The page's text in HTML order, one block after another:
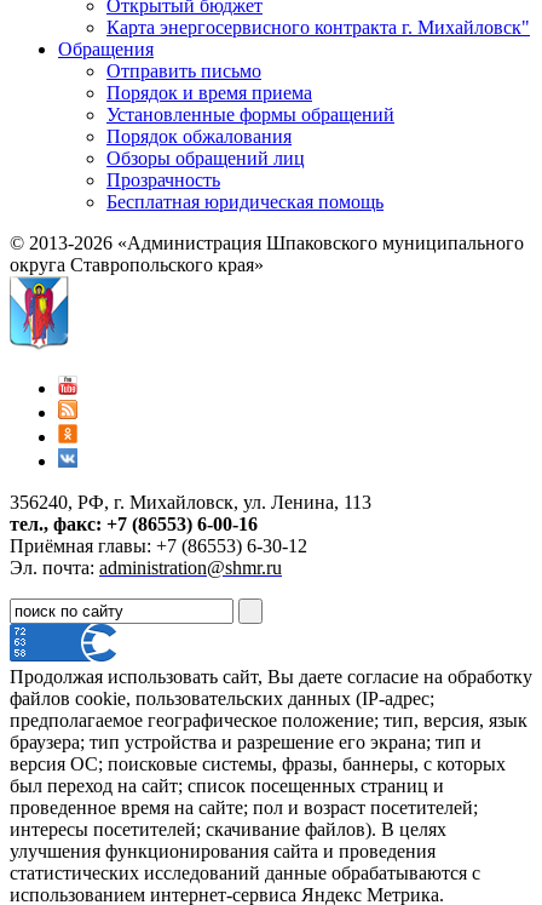
Открытый бюджет
Карта энергосервисного контракта г. Михайловск"
Обращения
Отправить письмо
Порядок и время приема
Установленные формы обращений
Порядок обжалования
Обзоры обращений лиц
Прозрачность
Бесплатная юридическая помощь
© 2013-2026 «Администрация Шпаковского муниципального
округа Ставропольского края»
356240, РФ, г. Михайловск, ул. Ленина, 113
тел., факс: +7 (86553) 6-00-16
Приёмная главы: +7 (86553) 6-30-12
Эл. почта: administration@shmr.ru
Продолжая использовать сайт, Вы даете согласие на обработку
файлов cookie, пользовательских данных (IP-адрес;
предполагаемое географическое положение; тип, версия, язык
браузера; тип устройства и разрешение его экрана; тип и
версия ОС; поисковые системы, фразы, баннеры, с которых
был переход на сайт; список посещенных страниц и
проведенное время на сайте; пол и возраст посетителей;
интересы посетителей; скачивание файлов). В целях
улучшения функционирования сайта и проведения
статистических исследований данные обрабатываются с
использованием интернет-сервиса Яндекс Метрика.